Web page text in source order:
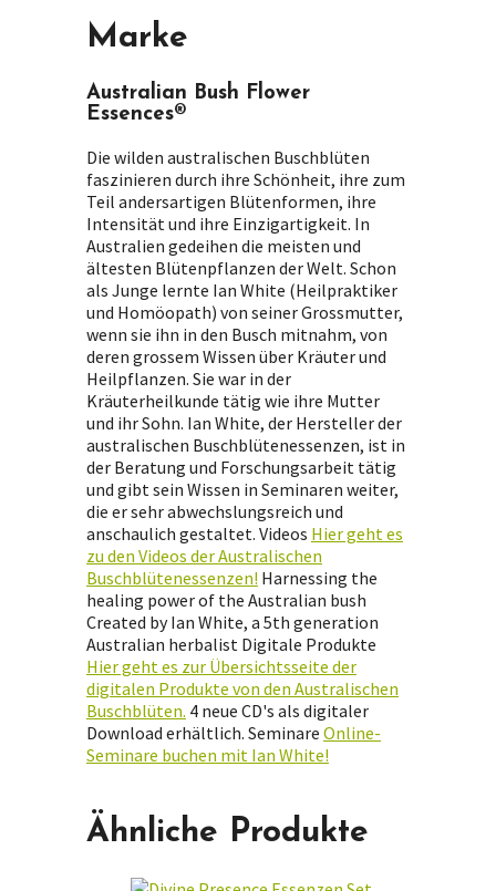
Marke
Australian Bush Flower
Essences®
Die wilden australischen Buschblüten
faszinieren durch ihre Schönheit, ihre zum
Teil andersartigen Blütenformen, ihre
Intensität und ihre Einzigartigkeit. In
Australien gedeihen die meisten und
ältesten Blütenpflanzen der Welt. Schon
als Junge lernte Ian White (Heilpraktiker
und Homöopath) von seiner Grossmutter,
wenn sie ihn in den Busch mitnahm, von
deren grossem Wissen über Kräuter und
Heilpflanzen. Sie war in der
Kräuterheilkunde tätig wie ihre Mutter
und ihr Sohn. Ian White, der Hersteller der
australischen Buschblütenessenzen, ist in
der Beratung und Forschungsarbeit tätig
und gibt sein Wissen in Seminaren weiter,
die er sehr abwechslungsreich und
anschaulich gestaltet. Videos Hier geht es
zu den Videos der Australischen
Buschblütenessenzen! Harnessing the
healing power of the Australian bush
Created by Ian White, a 5th generation
Australian herbalist Digitale Produkte
Hier geht es zur Übersichtsseite der
digitalen Produkte von den Australischen
Buschblüten. 4 neue CD's als digitaler
Download erhältlich. Seminare Online-
Seminare buchen mit Ian White!
Ähnliche Produkte